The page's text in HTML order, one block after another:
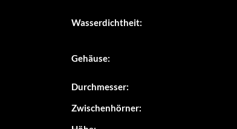
Wasserdichtheit:
Gehäuse:
Durchmesser:
Zwischenhörner: